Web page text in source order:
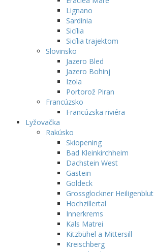
Lignano
Sardínia
Sicília
Sicília trajektom
Slovinsko
Jazero Bled
Jazero Bohinj
Izola
Portorož Piran
Francúzsko
Francúzska riviéra
Lyžovačka
Rakúsko
Skiopening
Bad Kleinkirchheim
Dachstein West
Gastein
Goldeck
Grossglockner Heiligenblut
Hochzillertal
Innerkrems
Kals Matrei
Kitzbühel a Mittersill
Kreischberg